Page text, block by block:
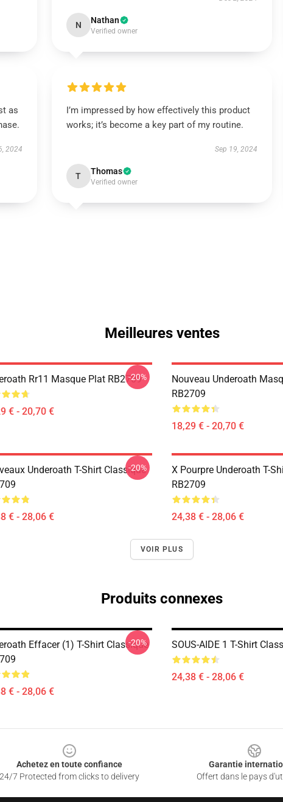
N Nathan
Verified owner
as
2024
I’m impressed by how effectively this product
works; it’s become a key part of my routine.
Sep 19, 2024
T Thomas
Verified owner
Meilleures ventes
Rr11 Masque Plat RB2709
€ - 20,70 €
-20%
Nouveau Underoath
RB2709
18,29 € - 20,70 €
Underoath T-Shirt Classique
€ - 28,06 €
-20%
X Pourpre Underoath T-
RB2709
24,38 € - 28,06 €
VOIR PLUS
Produits connexes
Effacer (1) T-Shirt Classique
€ - 28,06 €
-20% SOUS-AIDE 1 T-Shirt
24,38 € - 28,06 €
Achetez en toute confiance
24/7 Protected from clicks to delivery
Garantie
Offert dans le pays